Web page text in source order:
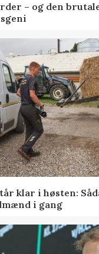
– og den
klar i høsten:
i gang